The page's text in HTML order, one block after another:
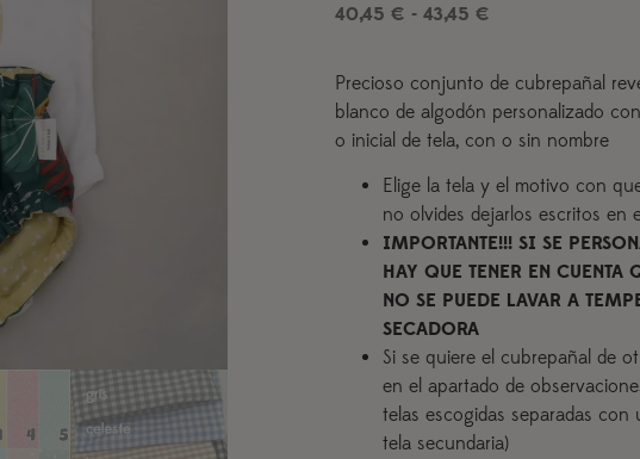
40,45 € - 43,45 €
Precioso conjunto de cubrepañal
blanco de algodón personalizado
o inicial de tela, con o sin nombre
Elige la tela y el motivo con
no olvides dejarlos escritos en
IMPORTANTE!!! SI SE
HAY QUE TENER EN
NO SE PUEDE LAVAR A
SECADORA
Si se quiere el cubrepañal de
en el apartado de
telas escogidas separadas
tela secundaria)